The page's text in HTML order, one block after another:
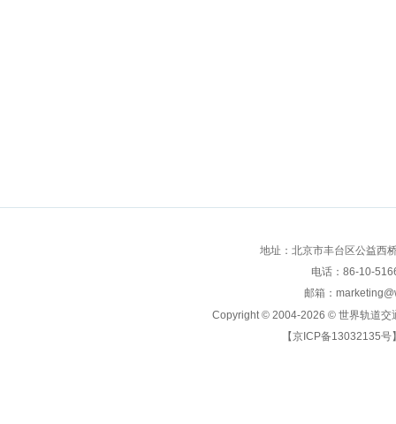
地址：北京市丰台区公益西
电话：86-10-
邮箱：
Copyright © 2004-2026 © 世界轨道交
【京ICP备13032135